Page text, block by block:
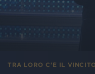
TRA LORO C'È IL